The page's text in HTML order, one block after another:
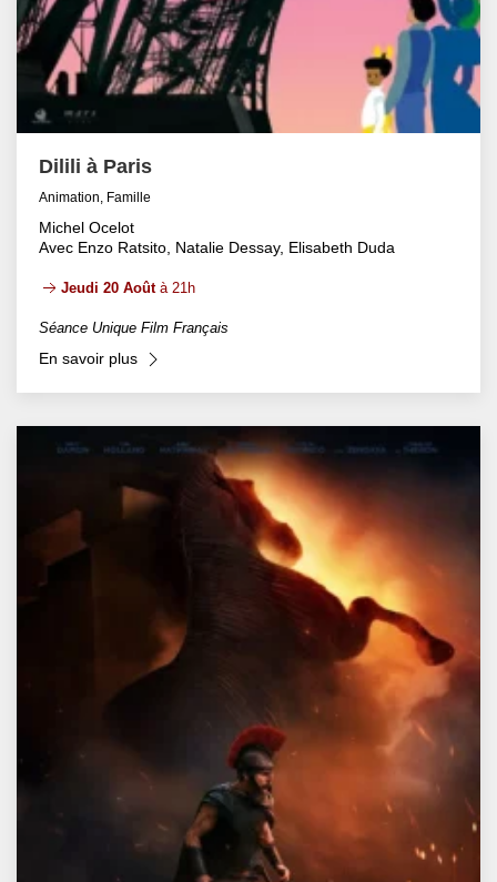
Dilili à Paris
Animation, Famille
Michel Ocelot
Avec Enzo Ratsito, Natalie Dessay, Elisabeth Duda
Jeudi 20 Aoûtà 21h
Séance Unique Film Français
En savoir plus